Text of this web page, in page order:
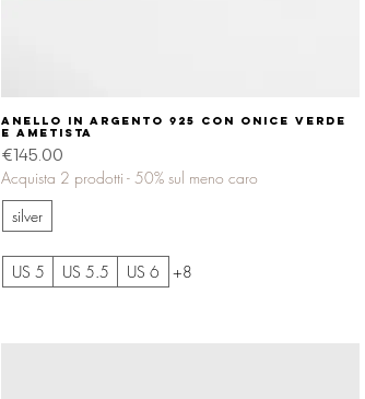
Quick View
Anello in argento 925 con onice verde
e ametista
Price
€145.00
Acquista 2 prodotti - 50% sul meno caro
silver
US 5 US 5.5 US 6 +8